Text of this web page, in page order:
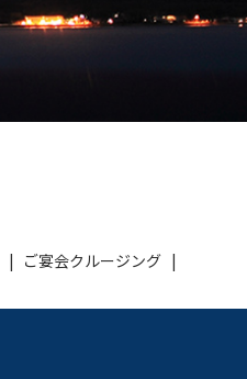
ご宴会クルージング